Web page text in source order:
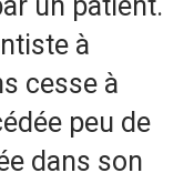
à
cesse à
peu de
dans son